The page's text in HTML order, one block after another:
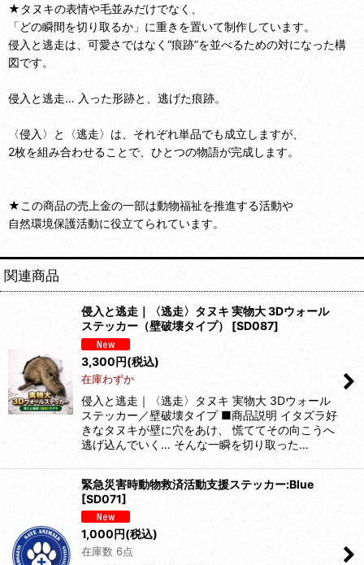
★タヌキの表情や毛並みだけでなく、
「どの瞬間を切り取るか」に重きを置いて制作しています。
侵入と逃走は、可愛さではなく“痕跡”を並べるための対になった構
図です。
侵入と逃走… 入った形跡と、逃げた痕跡。
〈侵入〉と〈逃走〉は、それぞれ単品でも成立しますが、
2枚を組み合わせることで、ひとつの物語が完成します。
★この商品の売上金の一部は動物福祉を推進する活動や
自然環境保護活動に役立てられています。
関連商品
侵入と逃走｜〈逃走〉タヌキ 実物大 3Dウォール
ステッカー（壁破壊タイプ）
[SD087]
3,300円(税込)
在庫わずか
侵入と逃走｜〈逃走〉タヌキ 実物大 3Dウォール
ステッカー／壁破壊タイプ ■商品説明 イタズラ好
きなタヌキが壁に穴をあけ、 慌ててその向こうへ
逃げ込んでいく… そんな一瞬を切り取った…
緊急災害時動物救済活動支援ステッカー:Blue
[SD071]
1,000円(税込)
在庫数 6点